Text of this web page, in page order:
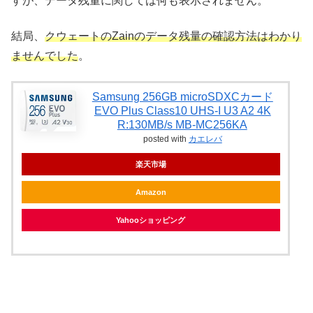
結局、 クウェートのZainのデータ残量の確認方法はわかり
ませんでした。
Samsung 256GB microSDXCカード
EVO Plus Class10 UHS-I U3 A2 4K
R:130MB/s MB-MC256KA
posted with カエレバ
楽天市場
Amazon
Yahooショッピング